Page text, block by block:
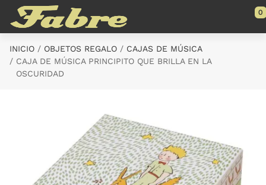
Saltar al contenido principal
0
INICIO OBJETOS REGALO
CAJAS DE MÚSICA
CAJA DE MÚSICA PRINCIPITO QUE BRILLA EN LA
OSCURIDAD